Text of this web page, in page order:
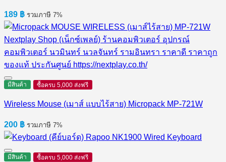
189 ฿ รวมภาษี 7%
มีสินค้า ซื้อครบ 5,000 ส่งฟรี
Wireless Mouse (เมาส์ แบบไร้สาย) Micropack MP-721W
200 ฿ รวมภาษี 7%
มีสินค้า ซื้อครบ 5,000 ส่งฟรี